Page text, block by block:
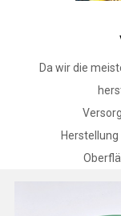
Da wir die